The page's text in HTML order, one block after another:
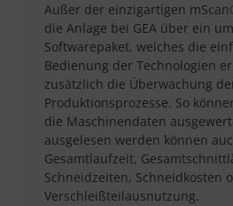
Außer der einzigartigen
die Anlage bei GEA über ein
Softwarepaket, welches die
Bedienung der Technologien
zusätzlich die Überwachung
Produktionsprozesse. So
die Maschinendaten
ausgelesen werden können
Gesamtlaufzeit,
Schneidzeiten, Schneidkosten
Verschleißteilausnutzung.